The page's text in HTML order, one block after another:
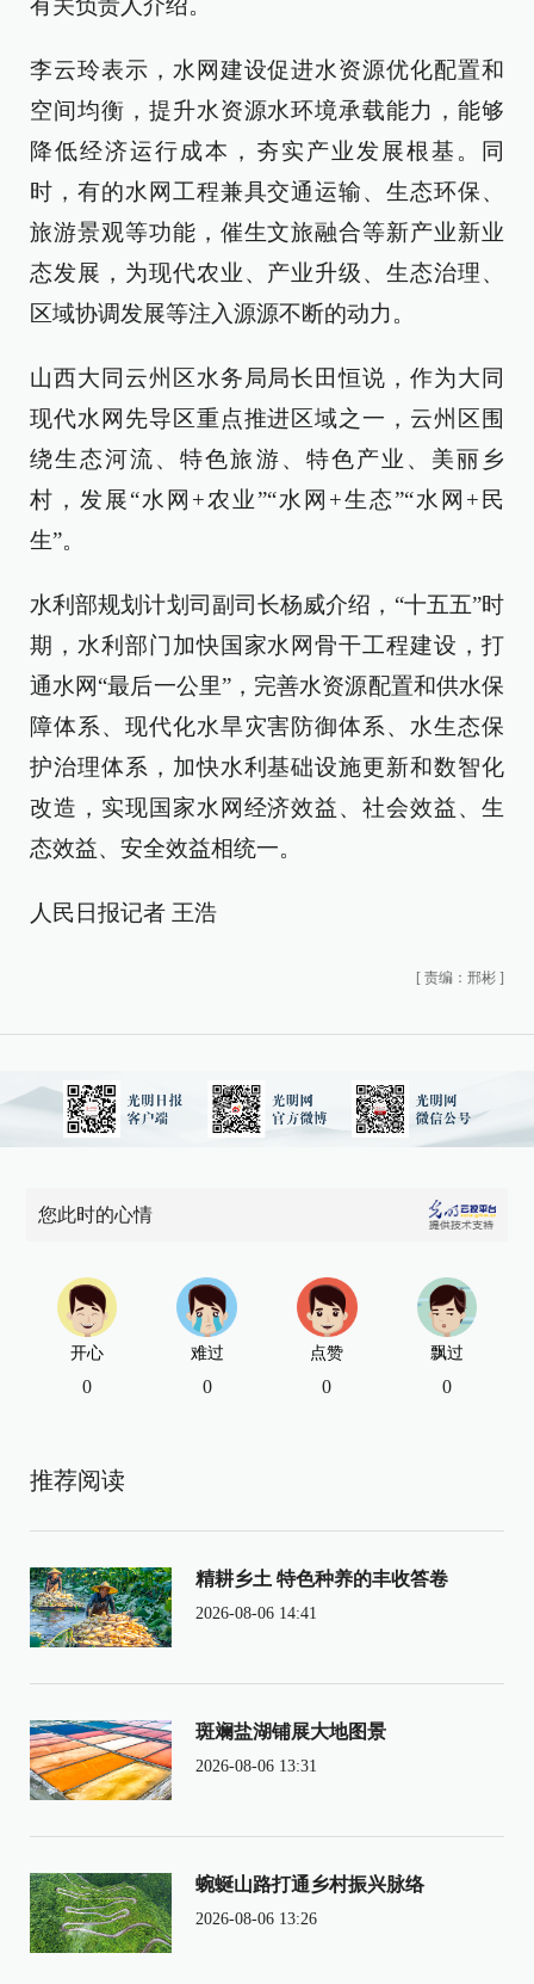
有关负责人介绍。
李云玲表示，水网建设促进水资源优化配置和
空间均衡，提升水资源水环境承载能力，能够
降低经济运行成本，夯实产业发展根基。同
时，有的水网工程兼具交通运输、生态环保、
旅游景观等功能，催生文旅融合等新产业新业
态发展，为现代农业、产业升级、生态治理、
区域协调发展等注入源源不断的动力。
山西大同云州区水务局局长田恒说，作为大同
现代水网先导区重点推进区域之一，云州区围
绕生态河流、特色旅游、特色产业、美丽乡
村，发展“水网+农业”“水网+生态”“水网+民
生”。
水利部规划计划司副司长杨威介绍，“十五五”时
期，水利部门加快国家水网骨干工程建设，打
通水网“最后一公里”，完善水资源配置和供水保
障体系、现代化水旱灾害防御体系、水生态保
护治理体系，加快水利基础设施更新和数智化
改造，实现国家水网经济效益、社会效益、生
态效益、安全效益相统一。
人民日报记者 王浩
[ 责编：邢彬 ]
您此时的心情
开心
0
难过
0
点赞
0
飘过
0
推荐阅读
精耕乡土 特色种养的丰收答卷
2026-08-06 14:41
斑斓盐湖铺展大地图景
2026-08-06 13:31
蜿蜒山路打通乡村振兴脉络
2026-08-06 13:26